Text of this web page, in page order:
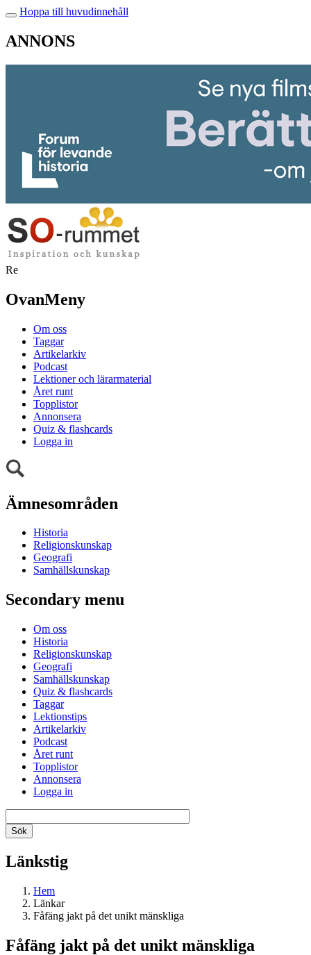
Hoppa till huvudinnehåll
ANNONS
Re
OvanMeny
Om oss
Taggar
Artikelarkiv
Podcast
Lektioner och lärarmaterial
Året runt
Topplistor
Annonsera
Quiz & flashcards
Logga in
Ämnesområden
Historia
Religionskunskap
Geografi
Samhällskunskap
Secondary menu
Om oss
Historia
Religionskunskap
Geografi
Samhällskunskap
Quiz & flashcards
Taggar
Lektionstips
Artikelarkiv
Podcast
Året runt
Topplistor
Annonsera
Logga in
Länkstig
Hem
Länkar
Fåfäng jakt på det unikt mänskliga
Fåfäng jakt på det unikt mänskliga